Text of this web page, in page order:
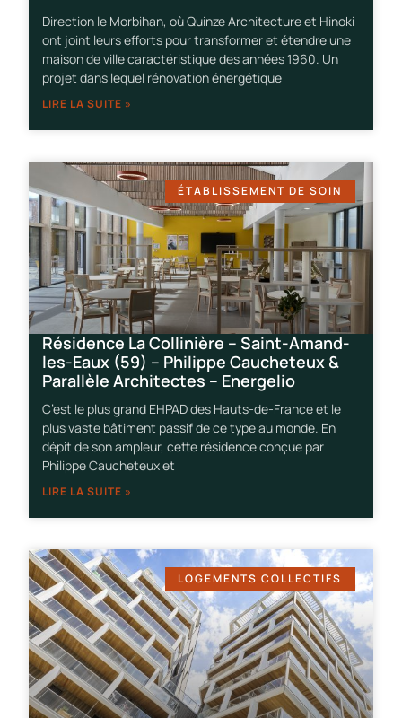
Direction le Morbihan, où Quinze Architecture et Hinoki
ont joint leurs efforts pour transformer et étendre une
maison de ville caractéristique des années 1960. Un
projet dans lequel rénovation énergétique
LIRE LA SUITE »
ÉTABLISSEMENT DE SOIN
Résidence La Collinière – Saint-Amand-
les-Eaux (59) – Philippe Caucheteux &
Parallèle Architectes – Energelio
C’est le plus grand EHPAD des Hauts-de-France et le
plus vaste bâtiment passif de ce type au monde. En
dépit de son ampleur, cette résidence conçue par
Philippe Caucheteux et
LIRE LA SUITE »
LOGEMENTS COLLECTIFS